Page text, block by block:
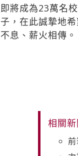
即將成為23萬名
子，在此誠摯地
不息、薪火相傳。
相關新